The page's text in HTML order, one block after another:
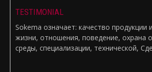
TESTIMONIAL
Sokema означает: качество продукции
жизни, отношения, поведение, охрана
среды, специализации, технической,